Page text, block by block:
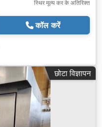
स्थिर मूल्य कर के अतिरिक्त
कॉल करें
छोटा विज्ञापन